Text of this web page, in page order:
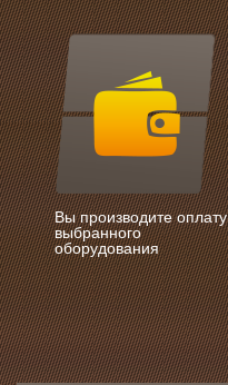
Вы производите оплату
выбранного
оборудования